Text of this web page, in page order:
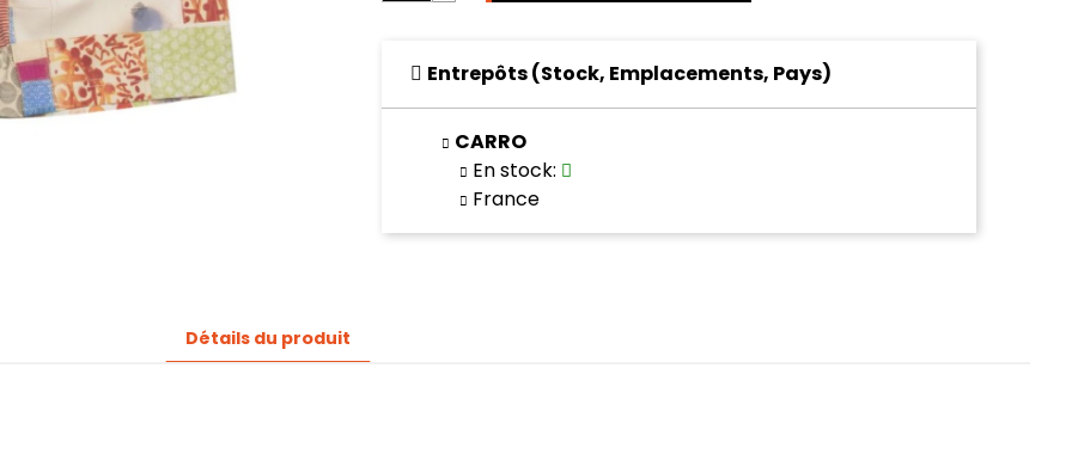
Entrepôts (Stock, Emplacements, Pays)
CARRO
En stock:
France
Détails du produit